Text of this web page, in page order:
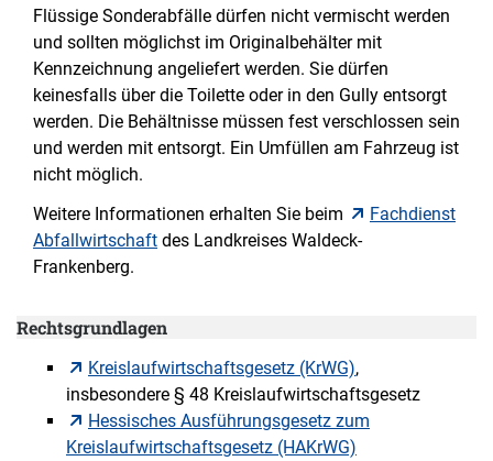
Flüssige Sonderabfälle dürfen nicht vermischt werden
und sollten möglichst im Originalbehälter mit
Kennzeichnung angeliefert werden. Sie dürfen
keinesfalls über die Toilette oder in den Gully entsorgt
werden. Die Behältnisse müssen fest ver­schlossen sein
und werden mit entsorgt. Ein Umfüllen am Fahrzeug ist
nicht möglich.
Weitere Informationen erhalten Sie beim
Fachdienst
Abfallwirtschaft des Landkreises Waldeck-
Frankenberg.
Rechtsgrundlagen
Kreislaufwirtschaftsgesetz (KrWG),
insbesondere § 48 Kreislaufwirtschaftsgesetz
Hessisches Ausführungsgesetz zum
Kreislaufwirtschaftsgesetz (HAKrWG)